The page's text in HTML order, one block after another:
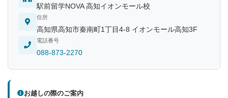
駅前留学NOVA 高知イオンモール校
住所
高知県高知市秦南町1丁目4-8 イオンモール高知3F
電話番号
088-873-2270
お越しの際のご案内